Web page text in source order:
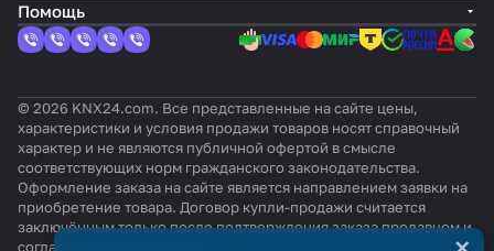
Помощь
© 2026 KNX24.com. Все представленные на сайте цены,
характеристики и условия продажи товаров носят справочный
характер и не являются публичной офертой в смысле
соответствующих норм гражданского законодательства.
Оформление заказа на сайте является направлением заявки на
приобретение товара. Договор купли-продажи считается
заключённым только после подтверждения заказа продавцом и
согласования всех условий.